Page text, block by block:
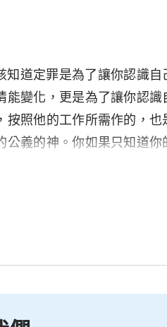
道定罪是為了讓你認識自
變化，更是為了讓你認識
照他的工作所需作的，
義的神。你如果只知道你
的審判與刑罰來顯明神的
神來在地上作工都是為了
都是藉着讓人脱離撒但的
拯救人是藉着神給人的祝
是拯救人，這樣的拯救也